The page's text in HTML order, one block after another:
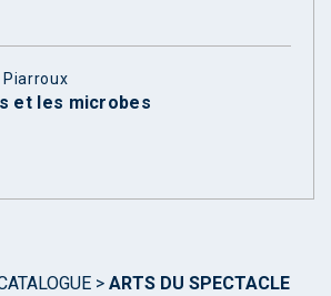
Piarroux
et les microbes
> ARTS DU SPECTACLE